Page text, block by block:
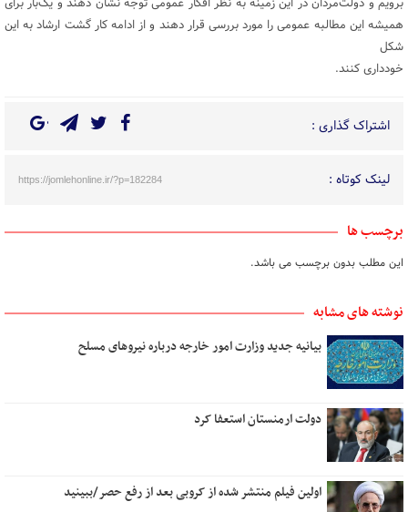
برویم و دولت‌مردان در این زمینه به نظر افکار عمومی توجه نشان دهند و یک‌بار برای
همیشه این مطالبه عمومی را مورد بررسی قرار دهند و از ادامه کار گشت ارشاد به این
شکل
خودداری کنند.
اشتراک گذاری :
لینک کوتاه : https://jomlehonline.ir/?p=182284
برچسب ها
این مطلب بدون برچسب می باشد.
نوشته های مشابه
بیانیه جدید وزارت امور خارجه درباره نیروهای مسلح
دولت ارمنستان استعفا کرد
اولین فیلم منتشر شده از کروبی بعد از رفع حصر/ببینید